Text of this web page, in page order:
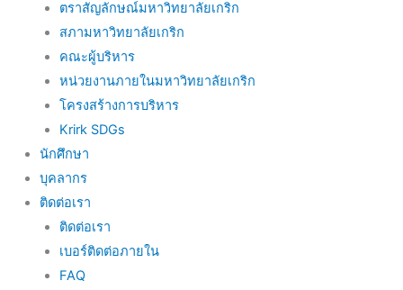
ตราสัญลักษณ์มหาวิทยาลัยเกริก
สภามหาวิทยาลัยเกริก
คณะผู้บริหาร
หน่วยงานภายในมหาวิทยาลัยเกริก
โครงสร้างการบริหาร
Krirk SDGs
นักศึกษา
บุคลากร
ติดต่อเรา
ติดต่อเรา
เบอร์ติดต่อภายใน
FAQ